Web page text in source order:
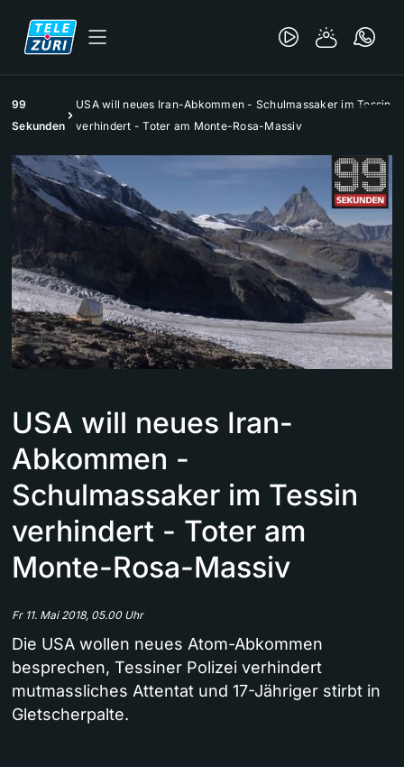
99
Sekunden
USA will neues Iran-Abkommen - Schulmassaker im Tessin
verhindert - Toter am Monte-Rosa-Massiv
USA will neues Iran-
Abkommen -
Schulmassaker im Tessin
verhindert - Toter am
Monte-Rosa-Massiv
Fr 11. Mai 2018, 05.00 Uhr
Die USA wollen neues Atom-Abkommen
besprechen, Tessiner Polizei verhindert
mutmassliches Attentat und 17-Jähriger stirbt in
Gletscherpalte.